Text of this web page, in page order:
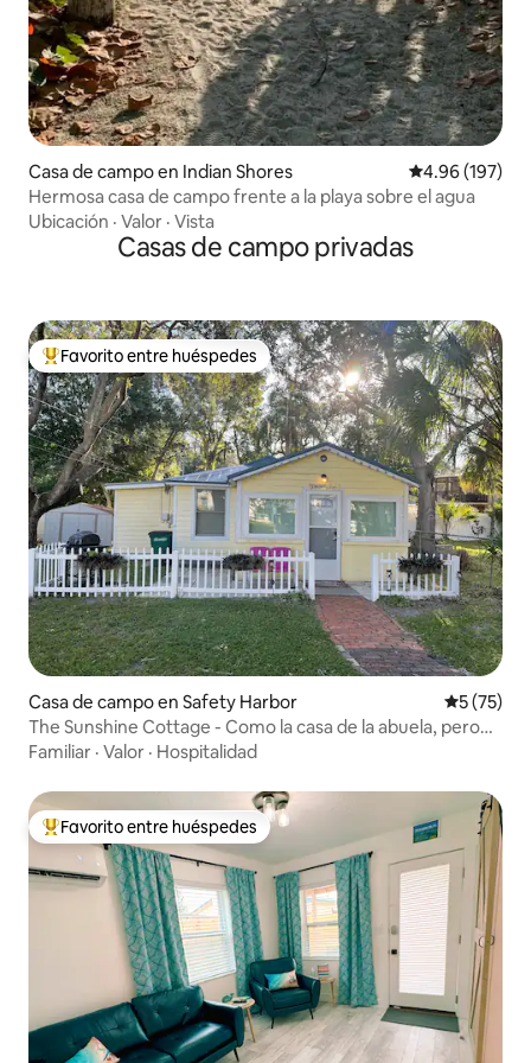
Casa de campo en Indian Shores Calificación
4.96 (197)
Hermosa casa de campo frente a la playa sobre el agua
Ubicación · Valor · Vista
Casas de campo privadas
De los mejores en Favorito entre huéspedes
Favorito entre huéspedes
Casa de campo en Safety Harbor
5 (75)
The Sunshine Cottage - Como la casa de la abuela, pero
con wifi
Familiar · Valor · Hospitalidad
De los mejores en Favorito entre huéspedes
Favorito entre huéspedes